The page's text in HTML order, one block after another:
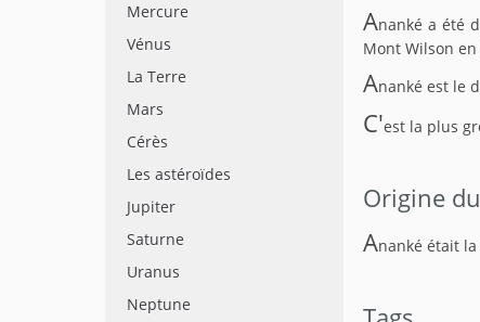
Mercure
Vénus
La Terre
Mars
Cérès
Les astéroïdes
Jupiter
Saturne
Uranus
Neptune
Ananké a été
Mont Wilson
Ananké est le
C'est la plus
Origine
Ananké était